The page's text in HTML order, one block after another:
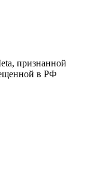
признанной
в РФ